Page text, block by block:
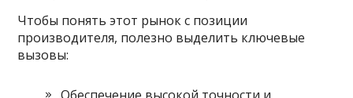
Чтобы понять этот рынок с позиции
производителя, полезно выделить ключевые
вызовы: